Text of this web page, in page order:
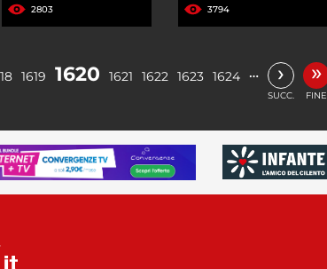
2803 3794
1619 1620 1621 1622 1623 1624 … ›
SUCC.
»
FINE